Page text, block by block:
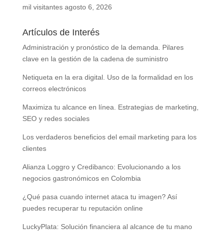
mil visitantes agosto 6, 2026
Artículos de Interés
Administración y pronóstico de la demanda. Pilares
clave en la gestión de la cadena de suministro
Netiqueta en la era digital. Uso de la formalidad en los
correos electrónicos
Maximiza tu alcance en línea. Estrategias de marketing,
SEO y redes sociales
Los verdaderos beneficios del email marketing para los
clientes
Alianza Loggro y Credibanco: Evolucionando a los
negocios gastronómicos en Colombia
¿Qué pasa cuando internet ataca tu imagen? Así
puedes recuperar tu reputación online
LuckyPlata: Solución financiera al alcance de tu mano